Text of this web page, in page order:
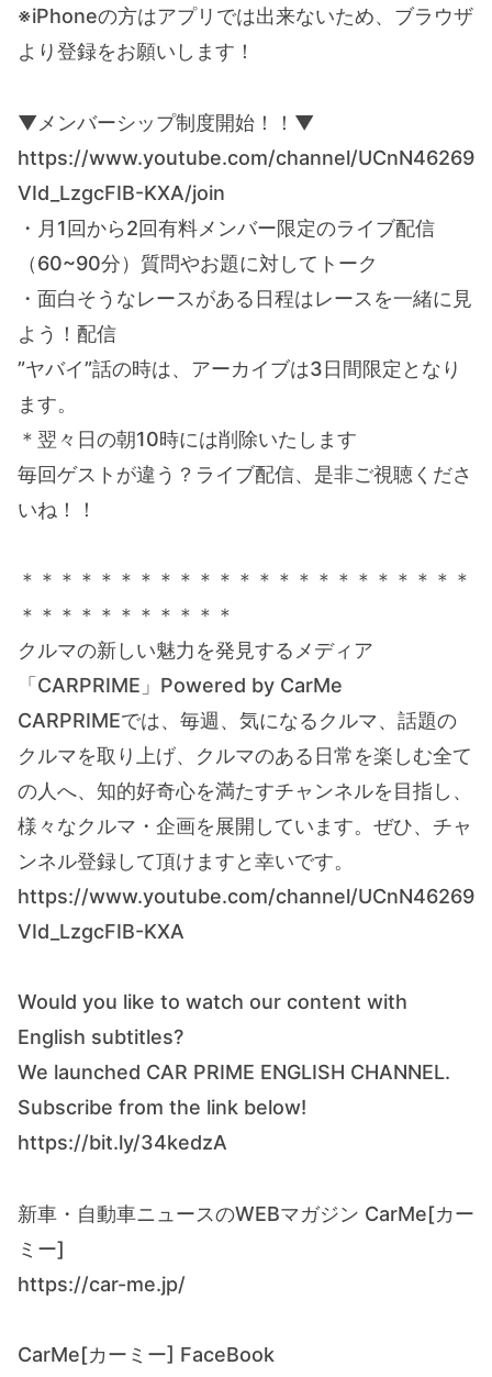
※iPhoneの方はアプリでは出来ないため、ブラウザ
より登録をお願いします！
▼メンバーシップ制度開始！！▼
https://www.youtube.com/channel/UCnN46269
VId_LzgcFIB-KXA/join
・月1回から2回有料メンバー限定のライブ配信
（60~90分）質問やお題に対してトーク
・面白そうなレースがある日程はレースを一緒に見
よう！配信
”ヤバイ”話の時は、アーカイブは3日間限定となり
ます。
＊翌々日の朝10時には削除いたします
毎回ゲストが違う？ライブ配信、是非ご視聴くださ
いね！！
＊＊＊＊＊＊＊＊＊＊＊＊＊＊＊＊＊＊＊＊＊＊＊
＊＊＊＊＊＊＊＊＊＊＊
クルマの新しい魅力を発見するメディア
「CARPRIME」Powered by CarMe
CARPRIMEでは、毎週、気になるクルマ、話題の
クルマを取り上げ、クルマのある日常を楽しむ全て
の人へ、知的好奇心を満たすチャンネルを目指し、
様々なクルマ・企画を展開しています。ぜひ、チャ
ンネル登録して頂けますと幸いです。
https://www.youtube.com/channel/UCnN46269
VId_LzgcFIB-KXA
Would you like to watch our content with
English subtitles?
We launched CAR PRIME ENGLISH CHANNEL.
Subscribe from the link below!
https://bit.ly/34kedzA
新車・自動車ニュースのWEBマガジン CarMe[カー
ミー]
https://car-me.jp/
CarMe[カーミー] FaceBook